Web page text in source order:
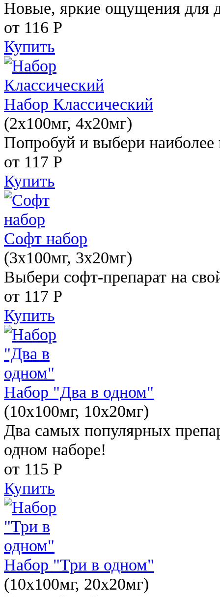
Новые, яркие ощущения для
от 116 Р
Купить
Набор Классический
(2x100мг, 4x20мг)
Попробуй и выбери наиболее
от 117 Р
Купить
Софт набор
(3x100мг, 3x20мг)
Выбери софт-препарат на
от 117 Р
Купить
Набор "Два в одном"
(10x100мг, 10x20мг)
Два самых популярных
одном наборе!
от 115 Р
Купить
Набор "Три в одном"
(10x100мг, 20x20мг)